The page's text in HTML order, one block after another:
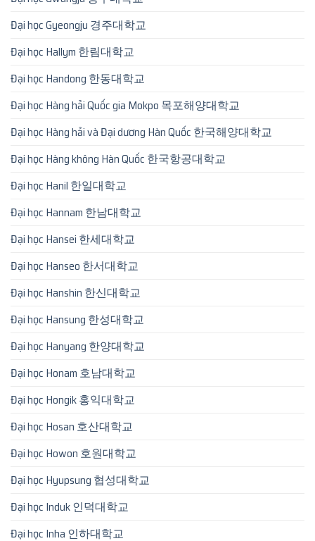
Đại học Gyeongju 경주대학교
Đại học Hallym 한림대학교
Đại học Handong 한동대학교
Đại học Hàng hải Quốc gia Mokpo 목포해양대학교
Đại học Hàng hải và Đại dương Hàn Quốc 한국해양대학교
Đại học Hàng không Hàn Quốc 한국항공대학교
Đại học Hanil 한일대학교
Đại học Hannam 한남대학교
Đại học Hansei 한세대학교
Đại học Hanseo 한서대학교
Đại học Hanshin 한신대학교
Đại học Hansung 한성대학교
Đại học Hanyang 한양대학교
Đại học Honam 호남대학교
Đại học Hongik 홍익대학교
Đại học Hosan 호산대학교
Đại học Howon 호원대학교
Đại học Hyupsung 협성대학교
Đại học Induk 인덕대학교
Đại học Inha 인하대학교